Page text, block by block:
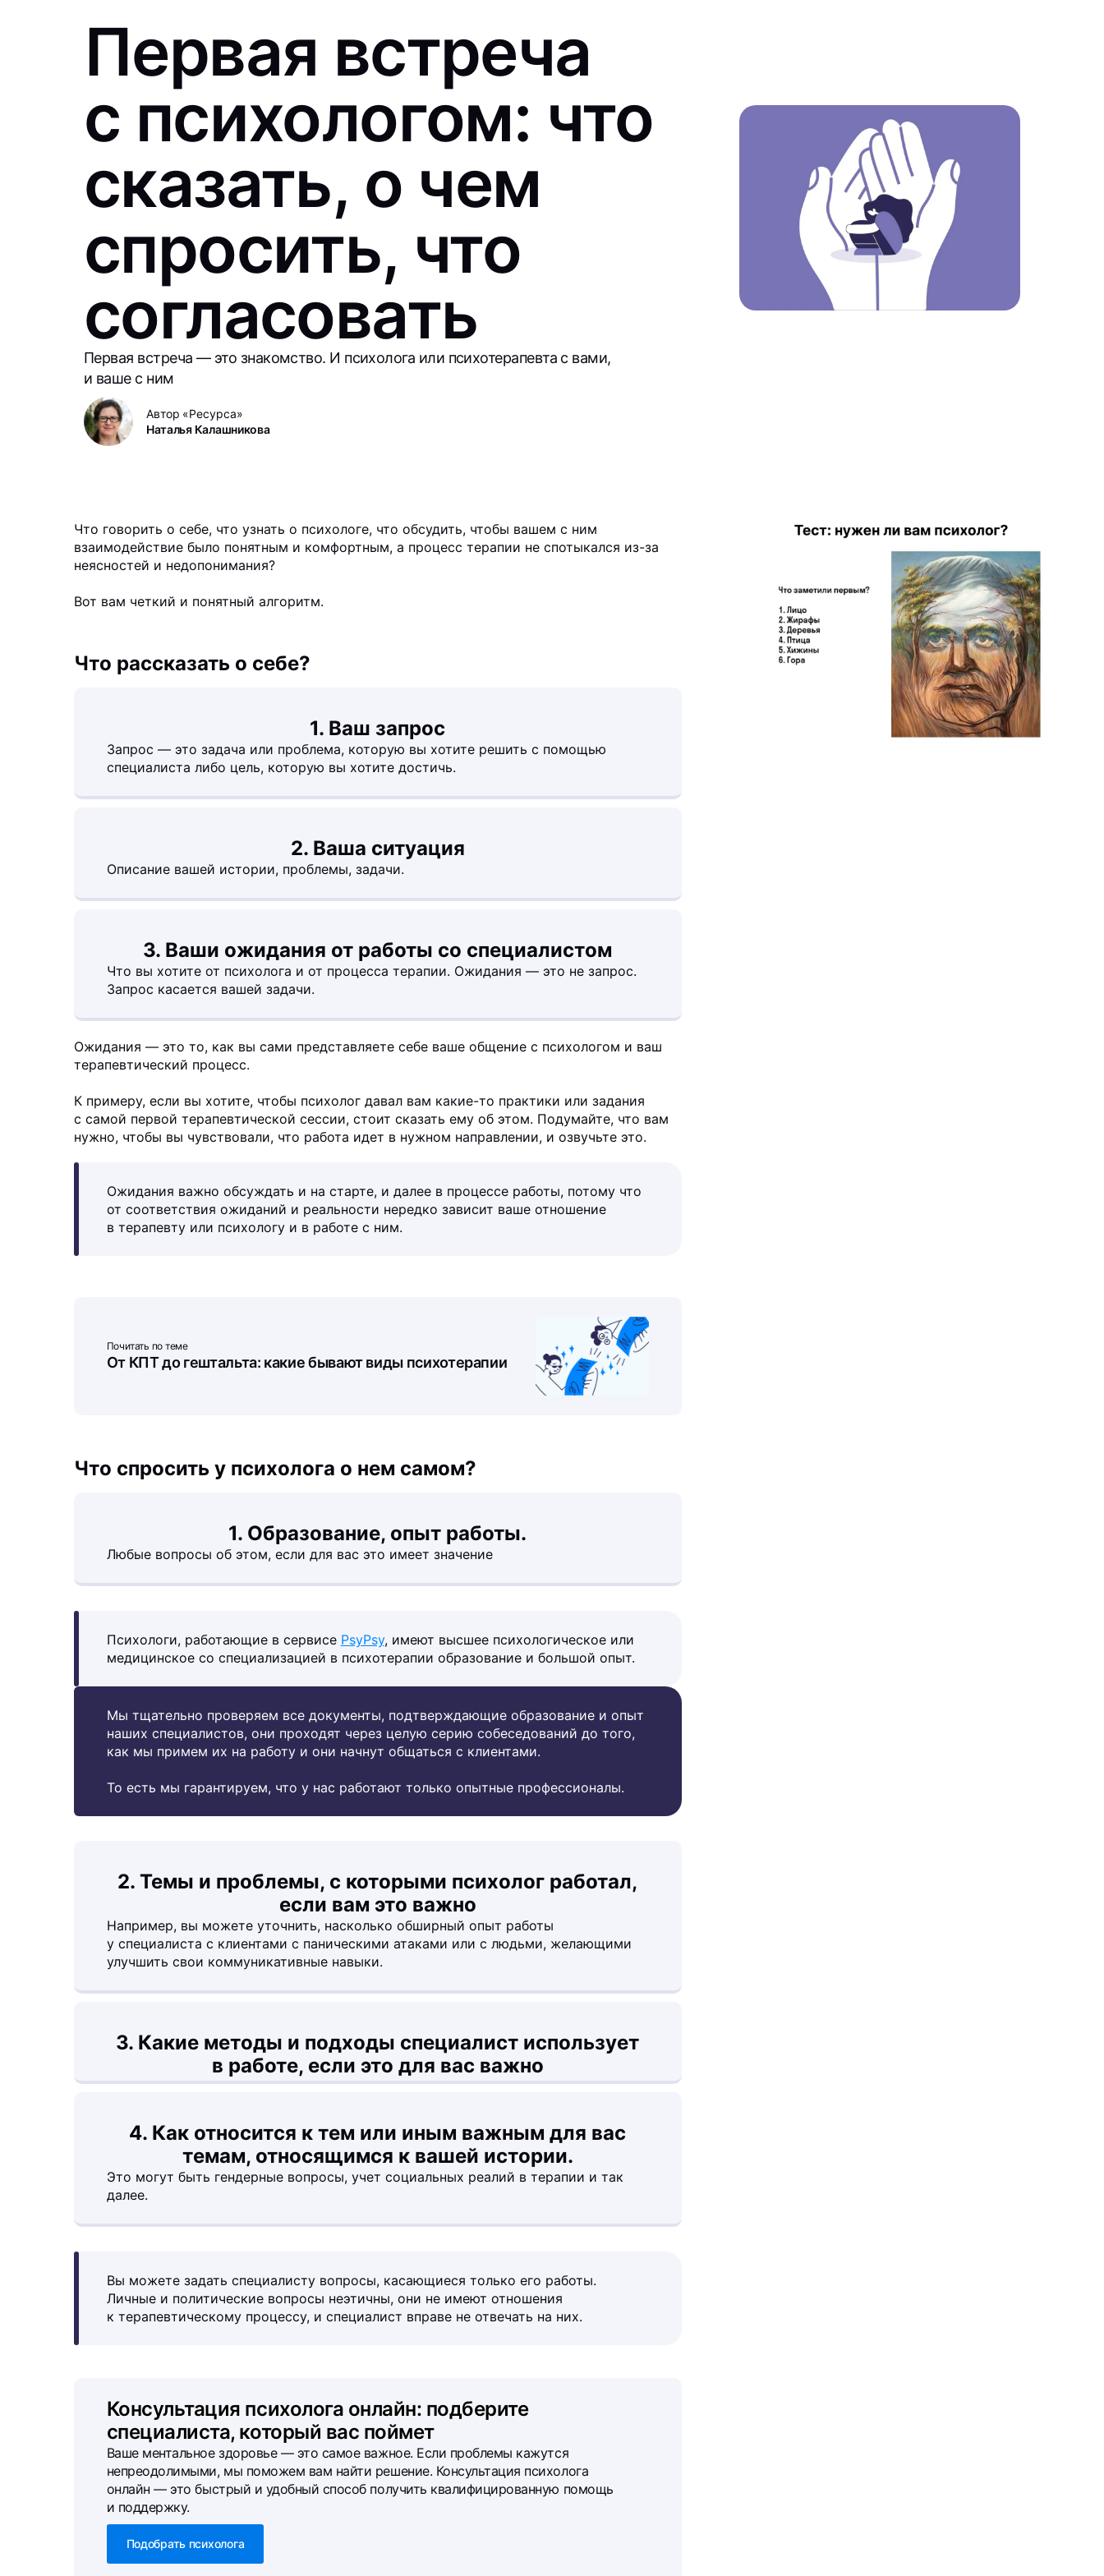
Первая встреча
с психологом: что
сказать, о чем
спросить, что
согласовать
Первая встреча — это знакомство. И психолога или психотерапевта с вами,
и ваше с ним
Автор «Ресурса»
Наталья Калашникова
Что говорить о себе, что узнать о психологе, что обсудить, чтобы вашем с ним
взаимодействие было понятным и комфортным, а процесс терапии не спотыкался из-за
неясностей и недопонимания?
Вот вам четкий и понятный алгоритм.
Что рассказать о себе?
1. Ваш запрос
Запрос — это задача или проблема, которую вы хотите решить с помощью
специалиста либо цель, которую вы хотите достичь.
2. Ваша ситуация
Описание вашей истории, проблемы, задачи.
3. Ваши ожидания от работы со специалистом
Что вы хотите от психолога и от процесса терапии. Ожидания — это не запрос.
Запрос касается вашей задачи.
Ожидания — это то, как вы сами представляете себе ваше общение с психологом и ваш
терапевтический процесс.
К примеру, если вы хотите, чтобы психолог давал вам какие-то практики или задания
с самой первой терапевтической сессии, стоит сказать ему об этом. Подумайте, что вам
нужно, чтобы вы чувствовали, что работа идет в нужном направлении, и озвучьте это.
Ожидания важно обсуждать и на старте, и далее в процессе работы, потому что
от соответствия ожиданий и реальности нередко зависит ваше отношение
в терапевту или психологу и в работе с ним.
Почитать по теме
От КПТ до гештальта: какие бывают виды психотерапии
Что спросить у психолога о нем самом?
1. Образование, опыт работы.
Любые вопросы об этом, если для вас это имеет значение
Психологи, работающие в сервисе PsyPsy, имеют высшее психологическое или
медицинское со специализацией в психотерапии образование и большой опыт.
Мы тщательно проверяем все документы, подтверждающие образование и опыт
наших специалистов, они проходят через целую серию собеседований до того,
как мы примем их на работу и они начнут общаться с клиентами.
То есть мы гарантируем, что у нас работают только опытные профессионалы.
2. Темы и проблемы, с которыми психолог работал,
если вам это важно
Например, вы можете уточнить, насколько обширный опыт работы
у специалиста с клиентами с паническими атаками или с людьми, желающими
улучшить свои коммуникативные навыки.
3. Какие методы и подходы специалист использует
в работе, если это для вас важно
4. Как относится к тем или иным важным для вас
темам, относящимся к вашей истории.
Это могут быть гендерные вопросы, учет социальных реалий в терапии и так
далее.
Вы можете задать специалисту вопросы, касающиеся только его работы.
Личные и политические вопросы неэтичны, они не имеют отношения
к терапевтическому процессу, и специалист вправе не отвечать на них.
Консультация психолога онлайн: подберите
специалиста, который вас поймет
Ваше ментальное здоровье — это самое важное. Если проблемы кажутся
непреодолимыми, мы поможем вам найти решение. Консультация психолога
онлайн — это быстрый и удобный способ получить квалифицированную помощь
и поддержку.
Подобрать психолога